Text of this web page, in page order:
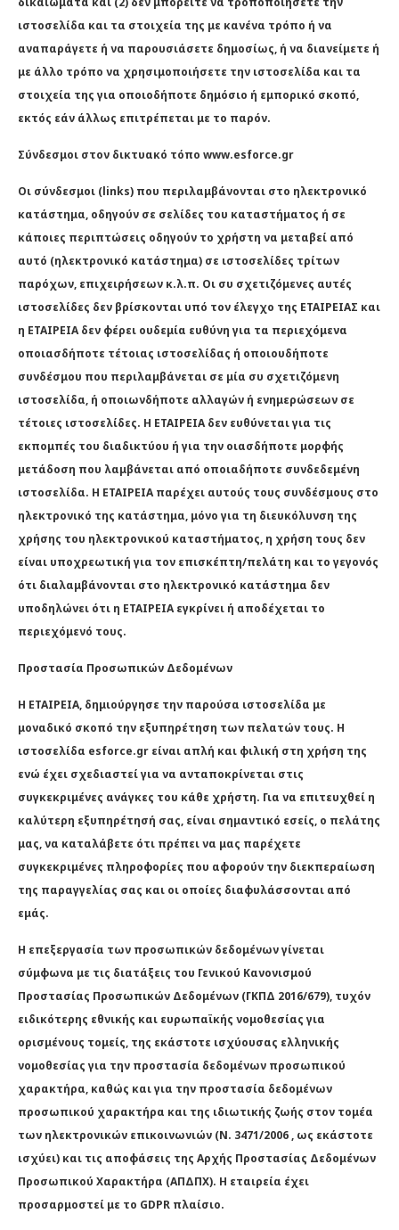
ιστοσελίδα και τα στοιχεία της με κανένα τρόπο ή να
αναπαράγετε ή να παρουσιάσετε δημοσίως, ή να διανείμετε ή
με άλλο τρόπο να χρησιμοποιήσετε την ιστοσελίδα και τα
στοιχεία της για οποιοδήποτε δημόσιο ή εμπορικό σκοπό,
εκτός εάν άλλως επιτρέπεται με το παρόν.
Σύνδεσμοι στον δικτυακό τόπο www.esforce.gr
Οι σύνδεσμοι (links) που περιλαμβάνονται στο ηλεκτρονικό
κατάστημα, οδηγούν σε σελίδες του καταστήματος ή σε
κάποιες περιπτώσεις οδηγούν το χρήστη να μεταβεί από
αυτό (ηλεκτρονικό κατάστημα) σε ιστοσελίδες τρίτων
παρόχων, επιχειρήσεων κ.λ.π. Οι συ σχετιζόμενες αυτές
ιστοσελίδες δεν βρίσκονται υπό τον έλεγχο της ΕΤΑΙΡΕΙΑΣ και
η ΕΤΑΙΡΕΙΑ δεν φέρει ουδεμία ευθύνη για τα περιεχόμενα
οποιασδήποτε τέτοιας ιστοσελίδας ή οποιουδήποτε
συνδέσμου που περιλαμβάνεται σε μία συ σχετιζόμενη
ιστοσελίδα, ή οποιωνδήποτε αλλαγών ή ενημερώσεων σε
τέτοιες ιστοσελίδες. Η EΤΑΙΡΕΙΑ δεν ευθύνεται για τις
εκπομπές του διαδικτύου ή για την οιασδήποτε μορφής
μετάδοση που λαμβάνεται από οποιαδήποτε συνδεδεμένη
ιστοσελίδα. Η ΕΤΑΙΡΕΙΑ παρέχει αυτούς τους συνδέσμους στο
ηλεκτρονικό της κατάστημα, μόνο για τη διευκόλυνση της
χρήσης του ηλεκτρονικού καταστήματος, η χρήση τους δεν
είναι υποχρεωτική για τον επισκέπτη/πελάτη και το γεγονός
ότι διαλαμβάνονται στο ηλεκτρονικό κατάστημα δεν
υποδηλώνει ότι η ΕΤΑΙΡΕΙΑ εγκρίνει ή αποδέχεται το
περιεχόμενό τους.
Προστασία Προσωπικών Δεδομένων
H ΕΤΑΙΡΕΙΑ, δημιούργησε την παρούσα ιστοσελίδα με
μοναδικό σκοπό την εξυπηρέτηση των πελατών τους. Η
ιστοσελίδα esforce.gr είναι απλή και φιλική στη χρήση της
ενώ έχει σχεδιαστεί για να ανταποκρίνεται στις
συγκεκριμένες ανάγκες του κάθε χρήστη. Για να επιτευχθεί η
καλύτερη εξυπηρέτησή σας, είναι σημαντικό εσείς, ο πελάτης
μας, να καταλάβετε ότι πρέπει να μας παρέχετε
συγκεκριμένες πληροφορίες που αφορούν την διεκπεραίωση
της παραγγελίας σας και οι οποίες διαφυλάσσονται από
εμάς.
Η επεξεργασία των προσωπικών δεδομένων γίνεται
σύμφωνα με τις διατάξεις του Γενικού Κανονισμού
Προστασίας Προσωπικών Δεδομένων (ΓΚΠΔ 2016/679), τυχόν
ειδικότερης εθνικής και ευρωπαϊκής νομοθεσίας για
ορισμένους τομείς, της εκάστοτε ισχύουσας ελληνικής
νομοθεσίας για την προστασία δεδομένων προσωπικού
χαρακτήρα, καθώς και για την προστασία δεδομένων
προσωπικού χαρακτήρα και της ιδιωτικής ζωής στον τομέα
των ηλεκτρονικών επικοινωνιών (Ν. 3471/2006 , ως εκάστοτε
ισχύει) και τις αποφάσεις της Αρχής Προστασίας Δεδομένων
Προσωπικού Χαρακτήρα (ΑΠΔΠΧ). Η εταιρεία έχει
προσαρμοστεί με το GDPR πλαίσιο.